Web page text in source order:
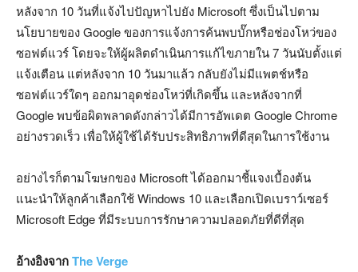
หลังจาก 10 วันที่แจ้งไปปัญหาไปยัง Microsoft ซึ่งเป็นไปตาม
นโยบายของ Google ของการแจ้งการค้นพบบั๊กหรือช่องโหว่ของ
ซอฟต์แวร์ โดยจะให้ผู้ผลิตดำเนินการแก้ไขภายใน 7 วันนับตั้งแต่
แจ้งเตือน แต่หลังจาก 10 วันมาแล้ว กลับยังไม่มีแพตช์หรือ
ซอฟต์แวร์ใดๆ ออกมาอุดช่องโหว่ที่เกิดขึ้น และหลังจากที่
Google พบข้อผิดพลาดดังกล่าวได้มีการอัพเดต Google Chrome
อย่างรวดเร็ว เพื่อให้ผู้ใช้ได้รับประสิทธิภาพที่ดีสุดในการใช้งาน
อย่างไรก็ตามโฆษกของ Microsoft ได้ออกมาชี้แจงเบื้องต้น
แนะนำให้ลูกค้าเลือกใช้ Windows 10 และเลือกเปิดเบราว์เซอร์
Microsoft Edge ที่มีระบบการรักษาความปลอดภัยที่ดีที่สุด
อ้างอิงจากThe Verge